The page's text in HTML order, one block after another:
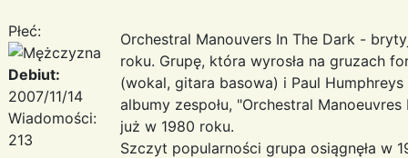
Płeć:
Debiut:
2007/11/14
Wiadomości:
213
Orchestral Manouvers In The Dark -
roku. Grupę, która wyrosła na gruzach
(wokal, gitara basowa) i Paul
albumy zespołu, "Orchestral
już w 1980 roku.
Szczyt popularności grupa osiągnęła w